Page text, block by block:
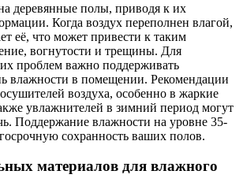
деревянные полы, приводя к их
Когда воздух переполнен влагой,
её, что может привести к таким
вогнутости и трещины. Для
проблем важно поддерживать
влажности в помещении. Рекомендации
воздуха, особенно в жаркие
увлажнителей в зимний период могут
Поддержание влажности на уровне 35-
сохранность ваших полов.
материалов для влажного